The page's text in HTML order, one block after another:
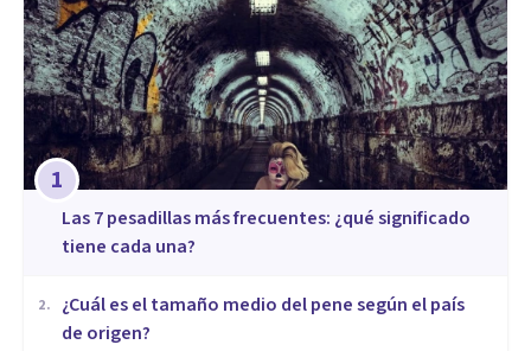
1
Las 7 pesadillas más frecuentes: ¿qué significado
tiene cada una?
2.
¿Cuál es el tamaño medio del pene según el país
de origen?